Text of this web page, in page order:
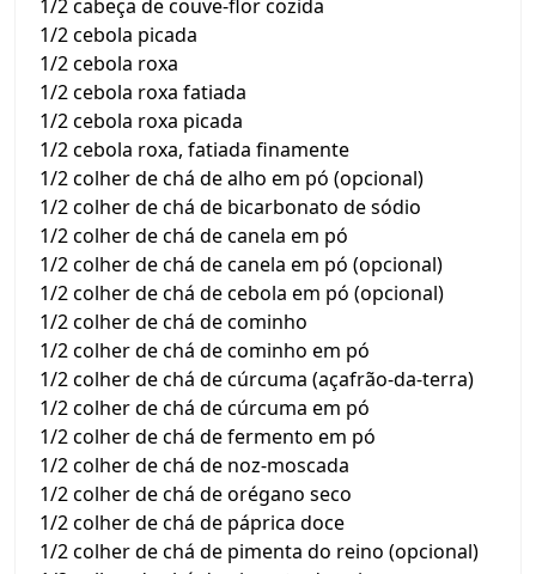
1/2 cabeça de couve-flor cozida
1/2 cebola picada
1/2 cebola roxa
1/2 cebola roxa fatiada
1/2 cebola roxa picada
1/2 cebola roxa, fatiada finamente
1/2 colher de chá de alho em pó (opcional)
1/2 colher de chá de bicarbonato de sódio
1/2 colher de chá de canela em pó
1/2 colher de chá de canela em pó (opcional)
1/2 colher de chá de cebola em pó (opcional)
1/2 colher de chá de cominho
1/2 colher de chá de cominho em pó
1/2 colher de chá de cúrcuma (açafrão-da-terra)
1/2 colher de chá de cúrcuma em pó
1/2 colher de chá de fermento em pó
1/2 colher de chá de noz-moscada
1/2 colher de chá de orégano seco
1/2 colher de chá de páprica doce
1/2 colher de chá de pimenta do reino (opcional)